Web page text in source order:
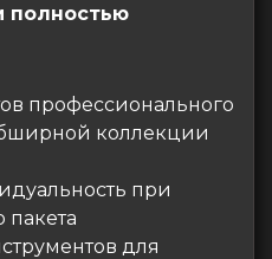
полностью
профессионального
коллекции
при
для